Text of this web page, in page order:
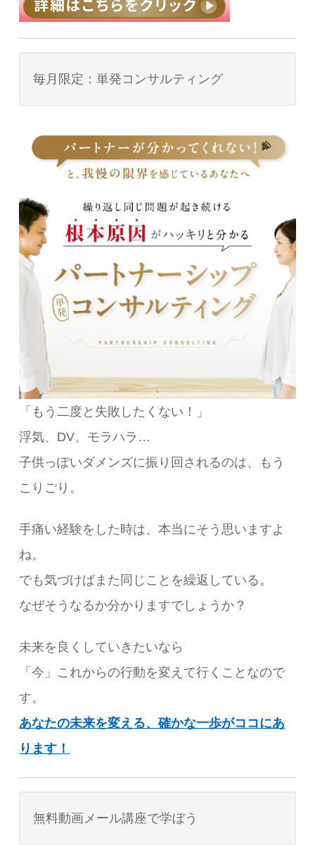
毎月限定：単発コンサルティング
「もう二度と失敗したくない！」
浮気、DV、モラハラ…
子供っぽいダメンズに振り回されるのは、もう
こりごり。
手痛い経験をした時は、本当にそう思いますよ
ね。
でも気づけばまた同じことを繰返している。
なぜそうなるか分かりますでしょうか？
未来を良くしていきたいなら
「今」これからの行動を変えて行くことなので
す。
あなたの未来を変える、確かな一歩がココにあ
ります！
無料動画メール講座で学ぼう